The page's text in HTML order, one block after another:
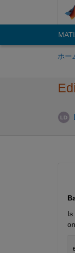
ホー
Is